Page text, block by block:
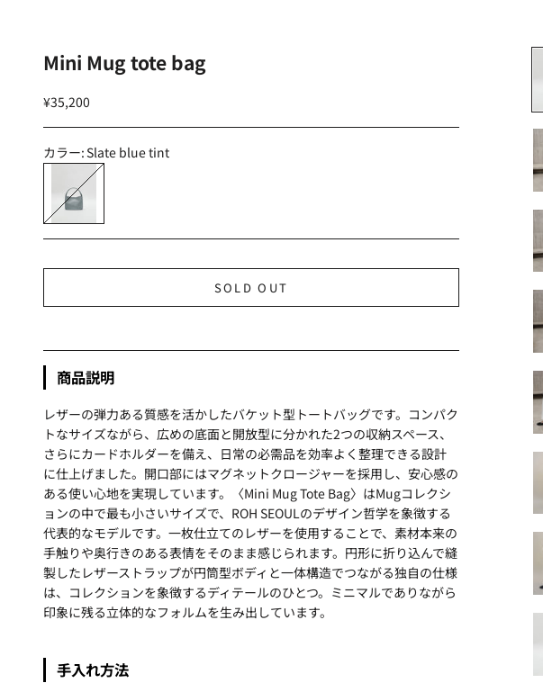
Mini Mug tote bag
セール価格
¥35,200
カラー:Slate blue tint
Slate blue tint
SOLD OUT
商品説明
レザーの弾力ある質感を活かしたバケット型トートバッグです。コンパク
トなサイズながら、広めの底面と開放型に分かれた2つの収納スペース、
さらにカードホルダーを備え、日常の必需品を効率よく整理できる設計
に仕上げました。開口部にはマグネットクロージャーを採用し、安心感の
ある使い心地を実現しています。〈Mini Mug Tote Bag〉はMugコレクシ
ョンの中で最も小さいサイズで、ROH SEOULのデザイン哲学を象徴する
代表的なモデルです。一枚仕立てのレザーを使用することで、素材本来の
手触りや奥行きのある表情をそのまま感じられます。円形に折り込んで縫
製したレザーストラップが円筒型ボディと一体構造でつながる独自の仕様
は、コレクションを象徴するディテールのひとつ。ミニマルでありながら
印象に残る立体的なフォルムを生み出しています。
手入れ方法